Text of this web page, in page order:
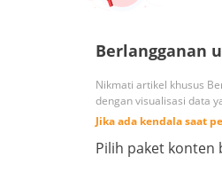
Berlangganan
Nikmati artikel khusus
dengan visualisasi data
Jika ada kendala saat
Pilih paket konten